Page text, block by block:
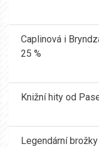
Caplinová i
25 %
Knižní hity od
Legendární